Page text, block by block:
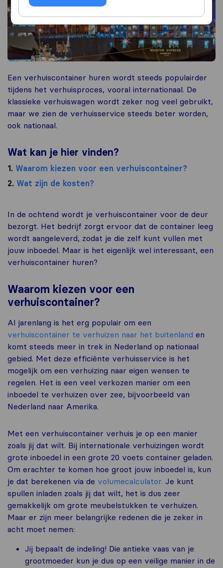
Een verhuiscontainer huren wordt steeds populairder
tijdens het verhuisproces, vooral internationaal. De
klassieke verhuiswagen wordt zeker nog veel gebruikt,
maar we zien de verhuisservice steeds beter worden,
ook nationaal.
Wat kan je hier vinden?
1. Waarom kiezen voor een verhuiscontainer?
2. Wat zijn de kosten?
In de ochtend wordt je verhuiscontainer voor de deur
bezorgt. Het bedrijf zorgt ervoor dat de container leeg
wordt aangeleverd, zodat je die zelf kunt vullen met
jouw inboedel. Maar is het eigenlijk wel interessant, een
verhuiscontainer huren?
Waarom kiezen voor een
verhuiscontainer?
Al jarenlang is het erg populair om een
verhuiscontainer te verhuizen naar het buitenland en
komt steeds meer in trek in Nederland op nationaal
gebied. Met deze efficiënte verhuisservice is het
mogelijk om een verhuizing naar eigen wensen te
regelen. Het is een veel verkozen manier om een
inboedel te verhuizen over zee, bijvoorbeeld van
Nederland naar Amerika.
Met een verhuiscontainer verhuis je op een manier
zoals jij dat wilt. Bij internationale verhuizingen wordt
grote inboedel in een grote 20 voets container geladen.
Om erachter te komen hoe groot jouw inboedel is, kun
je dat berekenen via de volumecalculator. Je kunt
spullen inladen zoals jij dat wilt, het is dus zeer
gemakkelijk om grote meubelstukken te verhuizen.
Maar er zijn meer belangrijke redenen die je zeker in
acht moet nemen:
Jij bepaalt de indeling! Die antieke vaas van je
grootmoeder kun je dus op een veilige manier in de